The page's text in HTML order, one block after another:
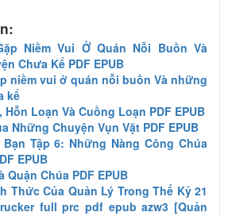
Niềm Vui Ở Quán Nỗi Buồn Và
Chưa Kể PDF EPUB
niềm vui ở quán nỗi buồn Và những
kể
Hỗn Loạn Và Cuồng Loạn PDF EPUB
Những Chuyện Vụn Vặt PDF EPUB
Bạn Tập 6: Những Nàng Công Chúa
EPUB
Quận Chúa PDF EPUB
Thức Của Quản Lý Trong Thế Kỷ 21
full prc pdf epub azw3 [Quản